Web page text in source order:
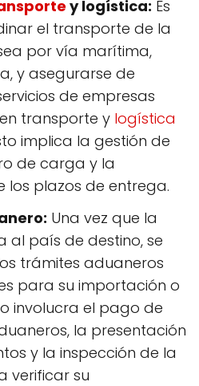
y logística: Es
el transporte de la
por vía marítima,
y asegurarse de
de empresas
transporte y logística
implica la gestión de
de carga y la
los plazos de entrega.
Una vez que la
al país de destino, se
trámites aduaneros
para su importación o
involucra el pago de
la presentación
y la inspección de la
verificar su